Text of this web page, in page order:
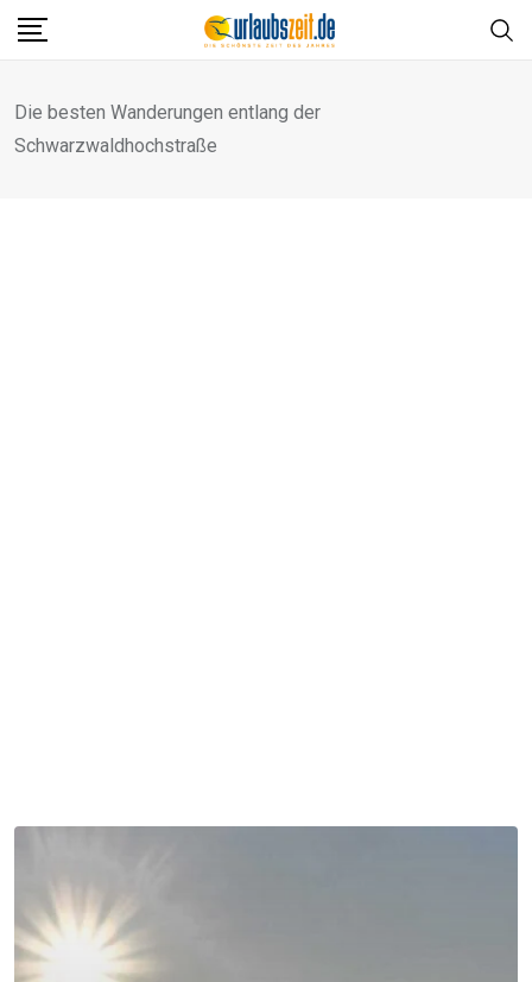
Skip
Die besten Wanderungen entlang der
Schwarzwaldhochstraße